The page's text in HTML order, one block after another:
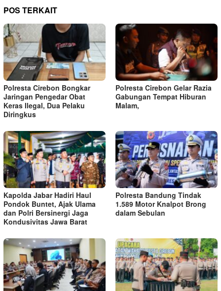
POS TERKAIT
Polresta Cirebon Bongkar
Jaringan Pengedar Obat
Keras Ilegal, Dua Pelaku
Diringkus
Polresta Cirebon Gelar Razia
Gabungan Tempat Hiburan
Malam,
Kapolda Jabar Hadiri Haul
Pondok Buntet, Ajak Ulama
dan Polri Bersinergi Jaga
Kondusivitas Jawa Barat
Polresta Bandung Tindak
1.589 Motor Knalpot Brong
dalam Sebulan